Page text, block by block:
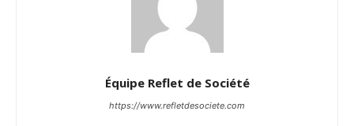
Équipe Reflet de Société
https://www.refletdesociete.com